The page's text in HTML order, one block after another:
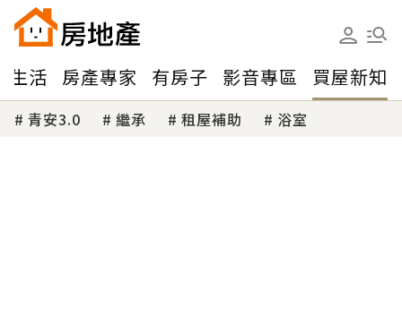
生活 房產專家 有房子 影音專區 買屋新知
青安3.0 繼承 租屋補助 浴室